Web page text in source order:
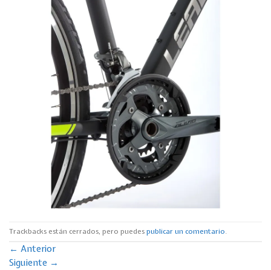
Trackbacks están cerrados, pero puedespublicar un comentario.
← Anterior
Siguiente →